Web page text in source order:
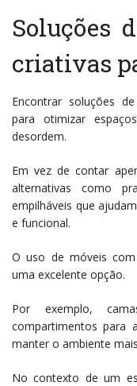
Soluções
criativas
Encontrar soluções
para otimizar
desordem.
Em vez de contar
alternativas como
empilháveis que
e funcional.
O uso de móveis
uma excelente opção.
Por exemplo,
compartimentos para
manter o ambiente
No contexto de um